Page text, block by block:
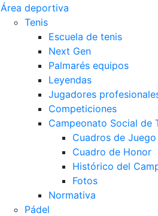
Área deportiva
Tenis
Escuela de tenis
Next Gen
Palmarés equipos
Leyendas
Jugadores
Competiciones
Campeonato Social de
Cuadros de Juego
Cuadro de Honor
Histórico del
Fotos
Normativa
Pádel